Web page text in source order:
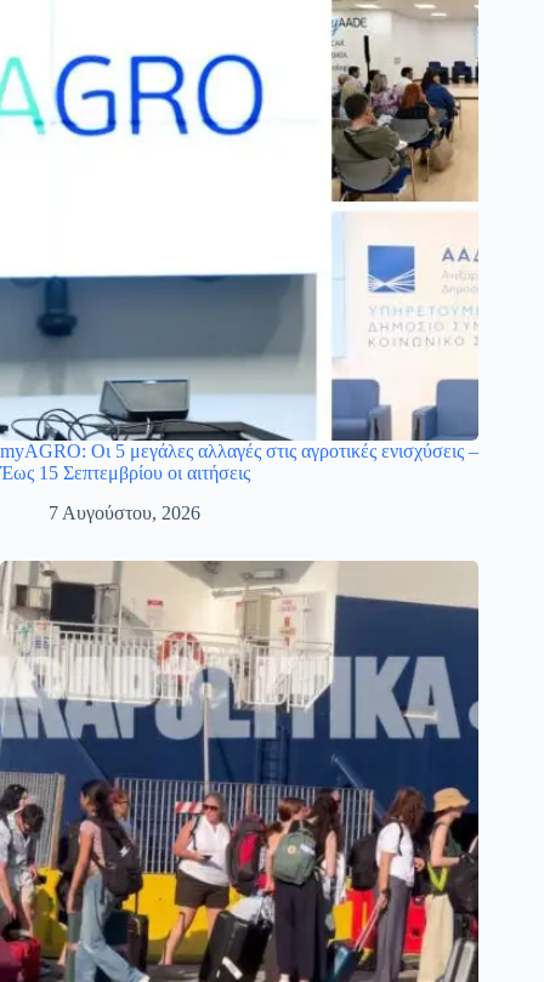
myAGRO: Οι 5 μεγάλες αλλαγές στις αγροτικές ενισχύσεις –
Έως 15 Σεπτεμβρίου οι αιτήσεις
7 Αυγούστου, 2026